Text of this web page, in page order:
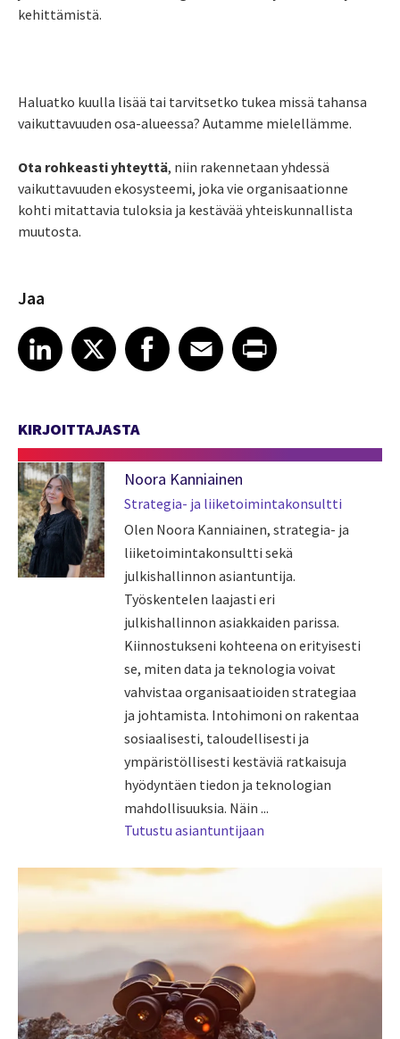
kehittämistä.
Haluatko kuulla lisää tai tarvitsetko tukea missä tahansa
vaikuttavuuden osa-alueessa? Autamme mielellämme.
Ota rohkeasti yhteyttä, niin rakennetaan yhdessä
vaikuttavuuden ekosysteemi, joka vie organisaationne
kohti mitattavia tuloksia ja kestävää yhteiskunnallista
muutosta.
Jaa
Share article on LinkedIn
LinkedIn
Share article on XShare article on Facebook
Facebook
Share article on Email
EmailShare article on Print
KIRJOITTAJASTA
Noora Kanniainen
Strategia- ja liiketoimintakonsultti
Olen Noora Kanniainen, strategia- ja
liiketoimintakonsultti sekä
julkishallinnon asiantuntija.
Työskentelen laajasti eri
julkishallinnon asiakkaiden parissa.
Kiinnostukseni kohteena on erityisesti
se, miten data ja teknologia voivat
vahvistaa organisaatioiden strategiaa
ja johtamista. Intohimoni on rakentaa
sosiaalisesti, taloudellisesti ja
ympäristöllisesti kestäviä ratkaisuja
hyödyntäen tiedon ja teknologian
mahdollisuuksia. Näin ...
Tutustu asiantuntijaan